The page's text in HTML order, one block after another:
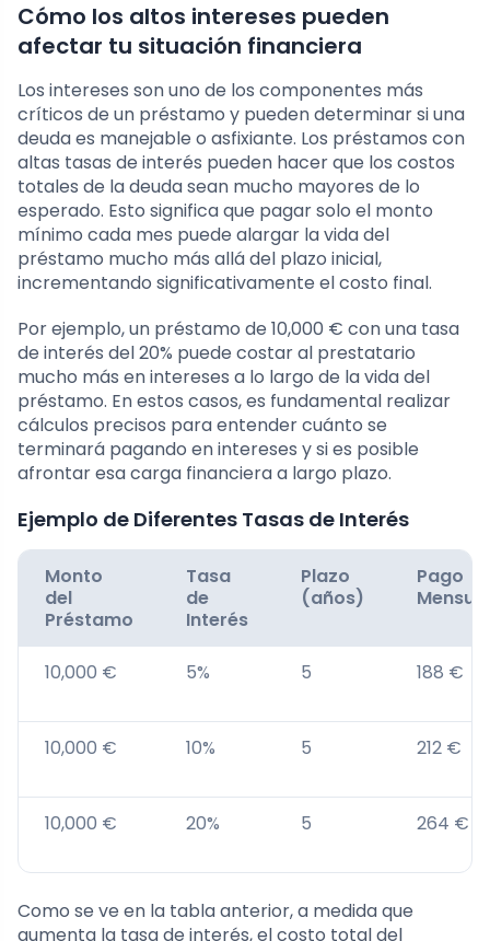
Cómo los altos intereses pueden
afectar tu situación financiera
Los intereses son uno de los componentes más
críticos de un préstamo y pueden determinar si una
deuda es manejable o asfixiante. Los préstamos con
altas tasas de interés pueden hacer que los costos
totales de la deuda sean mucho mayores de lo
esperado. Esto significa que pagar solo el monto
mínimo cada mes puede alargar la vida del
préstamo mucho más allá del plazo inicial,
incrementando significativamente el costo final.
Por ejemplo, un préstamo de 10,000 € con una tasa
de interés del 20% puede costar al prestatario
mucho más en intereses a lo largo de la vida del
préstamo. En estos casos, es fundamental realizar
cálculos precisos para entender cuánto se
terminará pagando en intereses y si es posible
afrontar esa carga financiera a largo plazo.
Ejemplo de Diferentes Tasas de Interés
Monto
del
Préstamo
Tasa
de
Interés
Plazo
(años)
Pago
Mensual
10,000 € 5% 5 188 €
10,000 € 10% 5 212 €
10,000 € 20% 5 264 €
Como se ve en la tabla anterior, a medida que
aumenta la tasa de interés, el costo total del